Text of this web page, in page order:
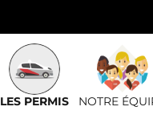
LES PERMIS NOTRE